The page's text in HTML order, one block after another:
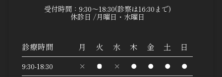
受付時間：9:30～18:30(診察は16:30まで)
休診日 /月曜日・水曜日
診療時間 月 火 水 木 金 土 日
9:30-18:30